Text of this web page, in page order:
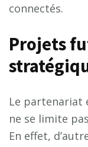
connectés.
Projets
Le partenariat
ne se limite
En effet,